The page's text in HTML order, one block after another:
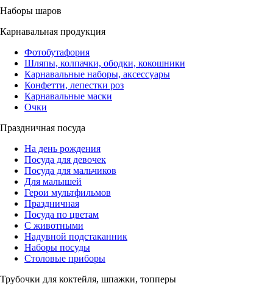
Наборы шаров
Карнавальная продукция
Фотобутафория
Шляпы, колпачки, ободки, кокошники
Карнавальные наборы, аксессуары
Конфетти, лепестки роз
Карнавальные маски
Очки
Праздничная посуда
На день рождения
Посуда для девочек
Посуда для мальчиков
Для малышей
Герои мультфильмов
Праздничная
Посуда по цветам
С животными
Надувной подстаканник
Наборы посуды
Столовые приборы
Трубочки для коктейля, шпажки, топперы